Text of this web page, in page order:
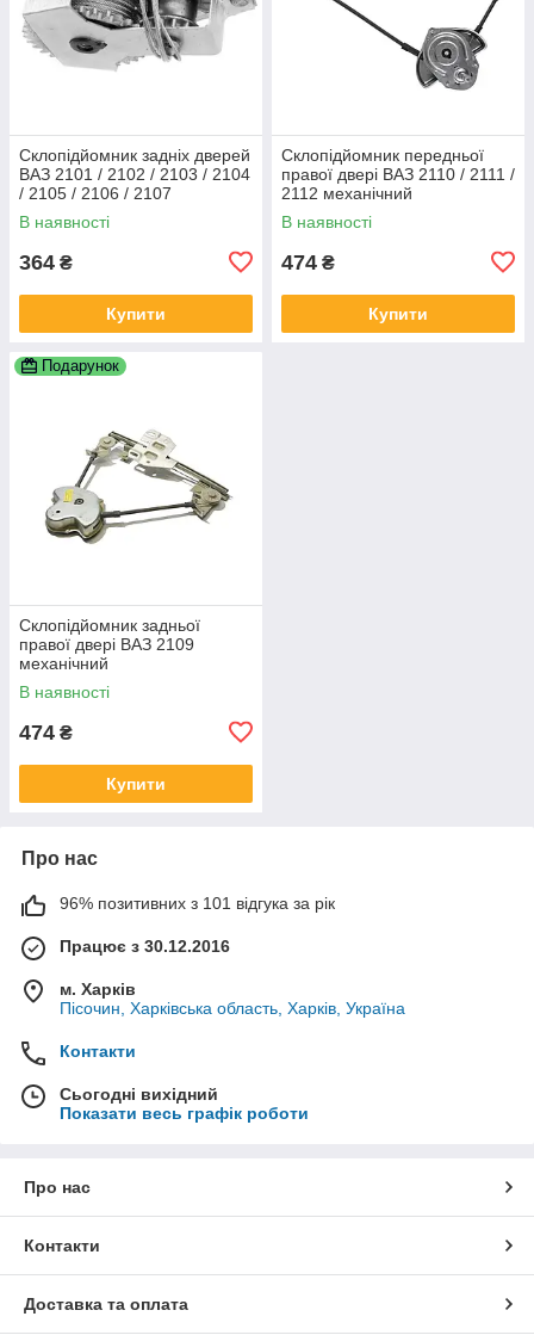
Склопідйомник задніх дверей
ВАЗ 2101 / 2102 / 2103 / 2104
/ 2105 / 2106 / 2107
механічний
В наявності
364 ₴
Купити
Склопідйомник передньої
правої двері ВАЗ 2110 / 2111 /
2112 механічний
В наявності
474 ₴
Купити
Подарунок
Склопідйомник задньої
правої двері ВАЗ 2109
механічний
В наявності
474 ₴
Купити
Про нас
96% позитивних з 101 відгука за рік
Працює з 30.12.2016
м. Харків
Пісочин, Харківська область, Харків, Україна
Контакти
Сьогодні вихідний
Показати весь графік роботи
Про нас
Контакти
Доставка та оплата